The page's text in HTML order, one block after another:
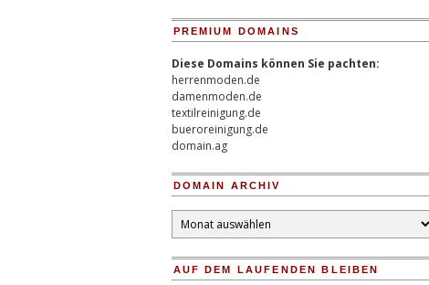
PREMIUM DOMAINS
Diese Domains können Sie pachten:
herrenmoden.de
damenmoden.de
textilreinigung.de
bueroreinigung.de
domain.ag
DOMAIN ARCHIV
Domain
Archiv
AUF DEM LAUFENDEN BLEIBEN